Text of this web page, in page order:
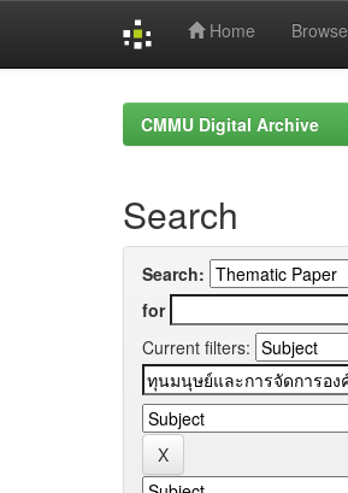
Home Browse
CMMU Digital Archive
Search
Search:
for
Current filters: